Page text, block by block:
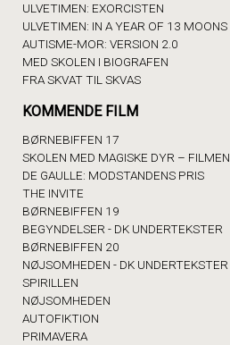
ULVETIMEN: EXORCISTEN
ULVETIMEN: IN A YEAR OF 13 MOONS
AUTISME-MOR: VERSION 2.0
MED SKOLEN I BIOGRAFEN
FRA SKVAT TIL SKVAS
KOMMENDE FILM
BØRNEBIFFEN 17
SKOLEN MED MAGISKE DYR – FILMEN
DE GAULLE: MODSTANDENS PRIS
THE INVITE
BØRNEBIFFEN 19
BEGYNDELSER - DK UNDERTEKSTER
BØRNEBIFFEN 20
NØJSOMHEDEN - DK UNDERTEKSTER
SPIRILLEN
NØJSOMHEDEN
AUTOFIKTION
PRIMAVERA